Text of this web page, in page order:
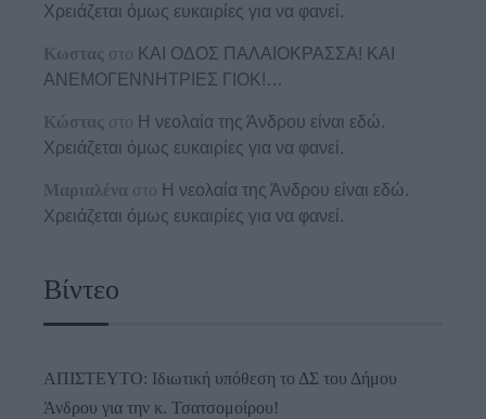
Χρειάζεται όμως ευκαιρίες για να φανεί.
Κωστας στο ΚΑΙ ΟΔΟΣ ΠΑΛΑIΟΚΡΑΣΣΑ! ΚΑΙ
ΑΝΕΜΟΓΕΝΝΗΤΡΙΕΣ ΓΙΟΚ!…
Κώστας στο Η νεολαία της Άνδρου είναι εδώ.
Χρειάζεται όμως ευκαιρίες για να φανεί.
Μαριαλένα στο Η νεολαία της Άνδρου είναι εδώ.
Χρειάζεται όμως ευκαιρίες για να φανεί.
Βίντεο
ΑΠΙΣΤΕΥΤΟ: Ιδιωτική υπόθεση το ΔΣ του Δήμου
Άνδρου για την κ. Τσατσομοίρου!